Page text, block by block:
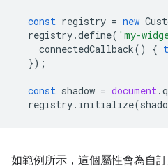
const registry = new
registry.define( 'my-
connectedCallback() {
});
const shadow = document .
registry. initialize(
如範例所示，這個屬性會為自